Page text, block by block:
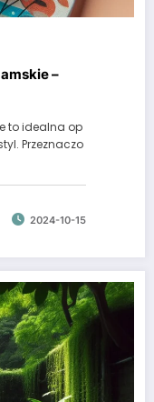
–
to idealna op
Przeznaczo
2024-10-15